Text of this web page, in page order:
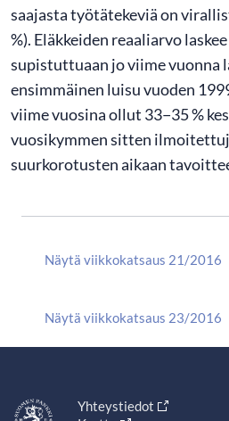
saajasta työtätekeviä on
%). Eläkkeiden reaaliarvo
supistuttuaan jo viime vuonna
ensimmäinen luisu vuoden
viime vuosina ollut 33−35 %
vuosikymmen sitten
suurkorotusten aikaan
Näytä viikkokatsaus 21/2016
Näytä viikkokatsaus 23/2016
Yhteystiedot